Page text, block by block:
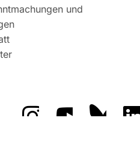
und
Das GFZ aufDas GFZ auf
Das